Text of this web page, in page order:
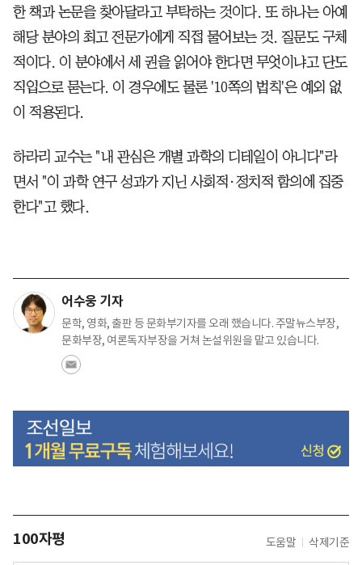
한 책과 논문을 찾아달라고 부탁하는 것이다. 또 하나는 아예
해당 분야의 최고 전문가에게 직접 물어보는 것. 질문도 구체
적이다. 이 분야에서 세 권을 읽어야 한다면 무엇이냐고 단도
직입으로 묻는다. 이 경우에도 물론 '10쪽의 법칙'은 예외 없
이 적용된다.
하라리 교수는 "내 관심은 개별 과학의 디테일이 아니다"라
면서 "이 과학 연구 성과가 지닌 사회적·정치적 함의에 집중
한다"고 했다.
어수웅 기자
문학, 영화, 출판 등 문화부기자를 오래 했습니다. 주말뉴스부장,
문화부장, 여론독자부장을 거쳐 논설위원을 맡고 있습니다.
100자평 도움말 삭제기준